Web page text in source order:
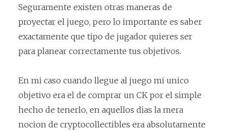
Seguramente existen otras maneras de
proyectar el juego, pero lo importante es saber
exactamente que tipo de jugador quieres ser
para planear correctamente tus objetivos.
En mi caso cuando llegue al juego mi unico
objetivo era el de comprar un CK por el simple
hecho de tenerlo, en aquellos dias la mera
nocion de cryptocollectibles era absolutamente